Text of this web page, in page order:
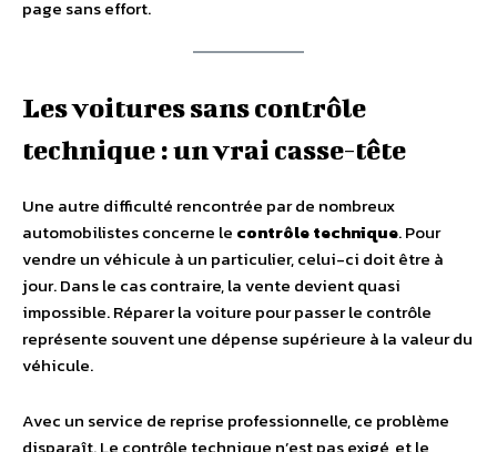
page sans effort.
Les voitures sans contrôle
technique : un vrai casse-tête
Une autre difficulté rencontrée par de nombreux
automobilistes concerne le contrôle technique. Pour
vendre un véhicule à un particulier, celui-ci doit être à
jour. Dans le cas contraire, la vente devient quasi
impossible. Réparer la voiture pour passer le contrôle
représente souvent une dépense supérieure à la valeur du
véhicule.
Avec un service de reprise professionnelle, ce problème